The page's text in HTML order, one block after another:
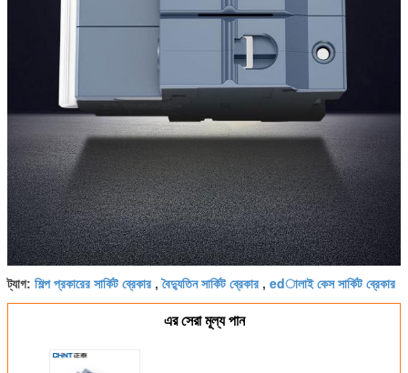
ট্যাগ: শিল্প প্রকারের সার্কিট ব্রেকার ,বৈদ্যুতিন সার্কিট ব্রেকার , edালাই কেস সার্কিট ব্রেকার
এর সেরা মূল্য পান